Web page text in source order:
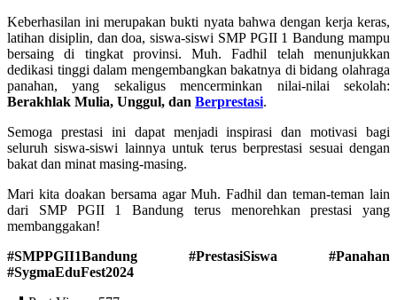
Keberhasilan ini merupakan bukti nyata bahwa dengan kerja keras,
latihan disiplin, dan doa, siswa-siswi SMP PGII 1 Bandung mampu
bersaing di tingkat provinsi. Muh. Fadhil telah menunjukkan
dedikasi tinggi dalam mengembangkan bakatnya di bidang olahraga
panahan, yang sekaligus mencerminkan nilai-nilai sekolah:
Berakhlak Mulia, Unggul, dan Berprestasi.
Semoga prestasi ini dapat menjadi inspirasi dan motivasi bagi
seluruh siswa-siswi lainnya untuk terus berprestasi sesuai dengan
bakat dan minat masing-masing.
Mari kita doakan bersama agar Muh. Fadhil dan teman-teman lain
dari SMP PGII 1 Bandung terus menorehkan prestasi yang
membanggakan!
#SMPPGII1Bandung #PrestasiSiswa #Panahan
#SygmaEduFest2024